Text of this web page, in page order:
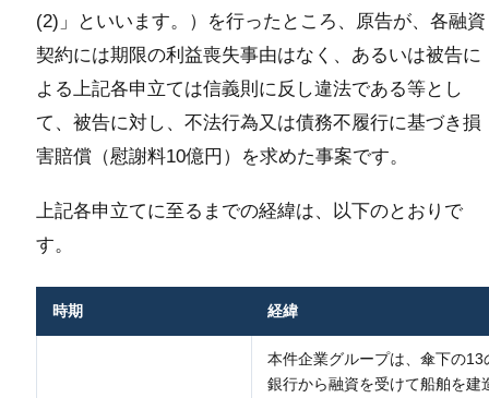
(2)」といいます。）を行ったところ、原告が、各融資
契約には期限の利益喪失事由はなく、あるいは被告に
よる上記各申立ては信義則に反し違法である等とし
て、被告に対し、不法行為又は債務不履行に基づき損
害賠償（慰謝料10億円）を求めた事案です。
上記各申立てに至るまでの経緯は、以下のとおりで
す。
時期 経緯
本件企業グループは、傘下の13
銀行から融資を受けて船舶を建